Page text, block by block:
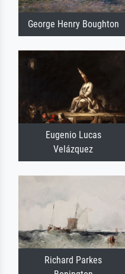
George Henry Boughton
Eugenio Lucas
Velázquez
Richard Parkes